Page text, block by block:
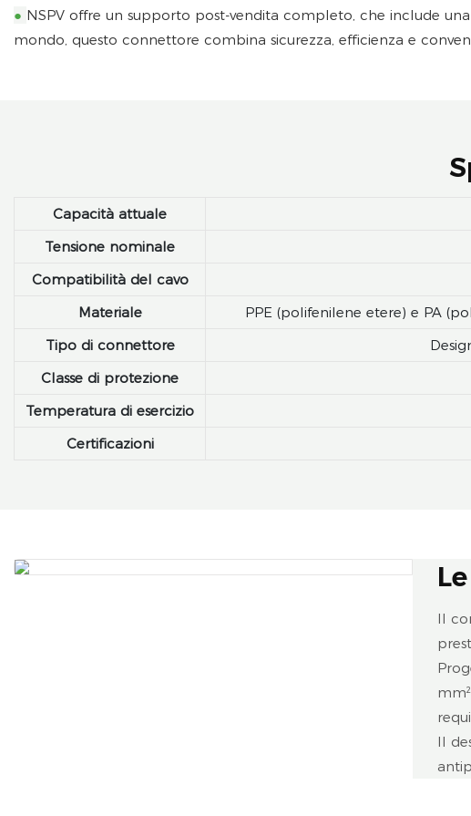
● NSPV offre un supporto post-vendita completo, che include
mondo, questo connettore combina sicurezza, efficienza e
Capacità attuale
Tensione nominale
Compatibilità del cavo
Materiale
PPE (polifenilene etere) e PA
Tipo di connettore
Classe di protezione
Temperatura di esercizio
Certificazioni
Il
Il